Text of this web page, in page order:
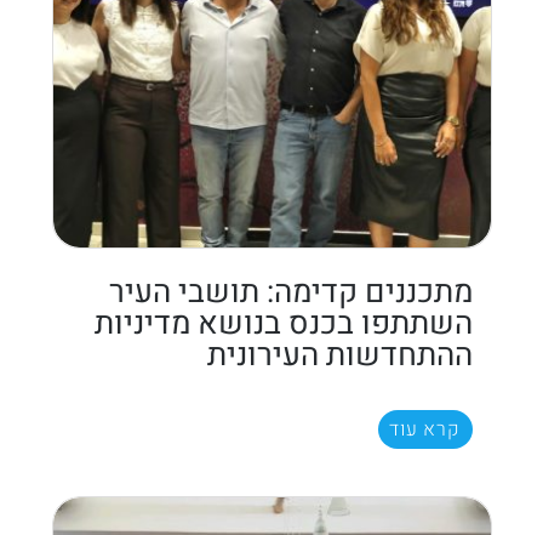
מתכננים קדימה: תושבי העיר
השתתפו בכנס בנושא מדיניות
ההתחדשות העירונית
קרא עוד